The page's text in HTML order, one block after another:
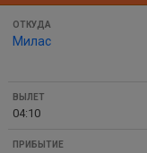
Милас
04:10